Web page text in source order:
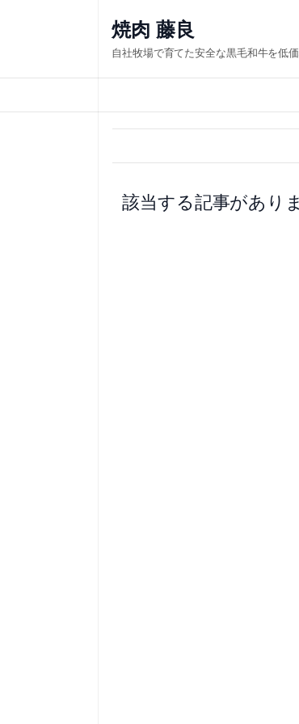
ス
キ
焼肉 藤良
自社牧場で育てた安全な黒毛和牛を低価
該当する記事があり